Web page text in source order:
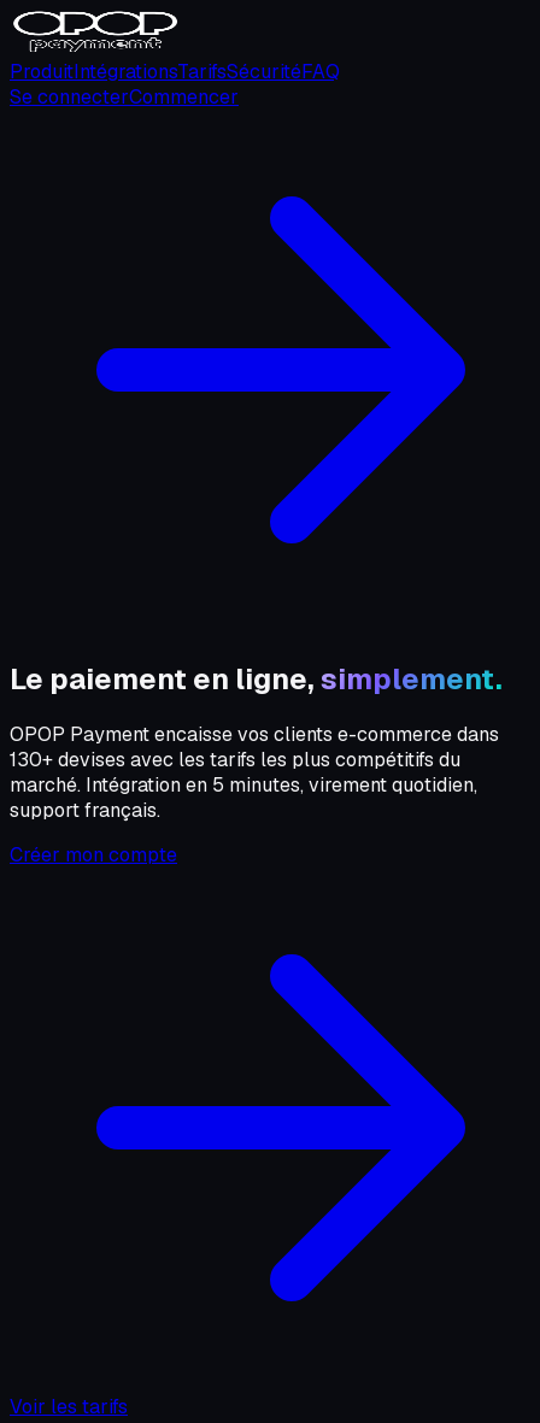
ProduitIntégrationsTarifsSécuritéFAQ
Se connecterCommencer
Le paiement en ligne,simplement.
OPOP Payment encaisse vos clients e-commerce dans
130+ devises avec les tarifs les plus compétitifs du
marché. Intégration en 5 minutes, virement quotidien,
support français.
Créer mon compte
Voir les tarifs